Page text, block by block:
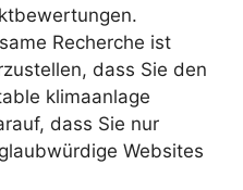
Recherche ist
dass Sie den
klimaanlage
dass Sie nur
Websites